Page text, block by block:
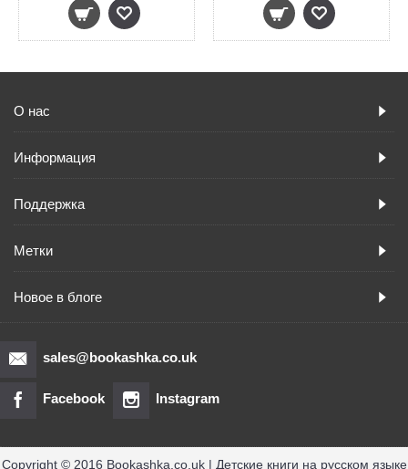
О нас
Информация
Поддержка
Метки
Новое в блоге
sales@bookashka.co.uk
Facebook Instagram
Copyright © 2016 Bookashka.co.uk | Детские книги на русском языке